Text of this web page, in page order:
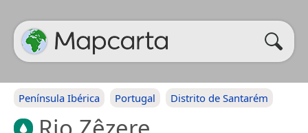
Península Ibérica Portugal Distrito de Santarém